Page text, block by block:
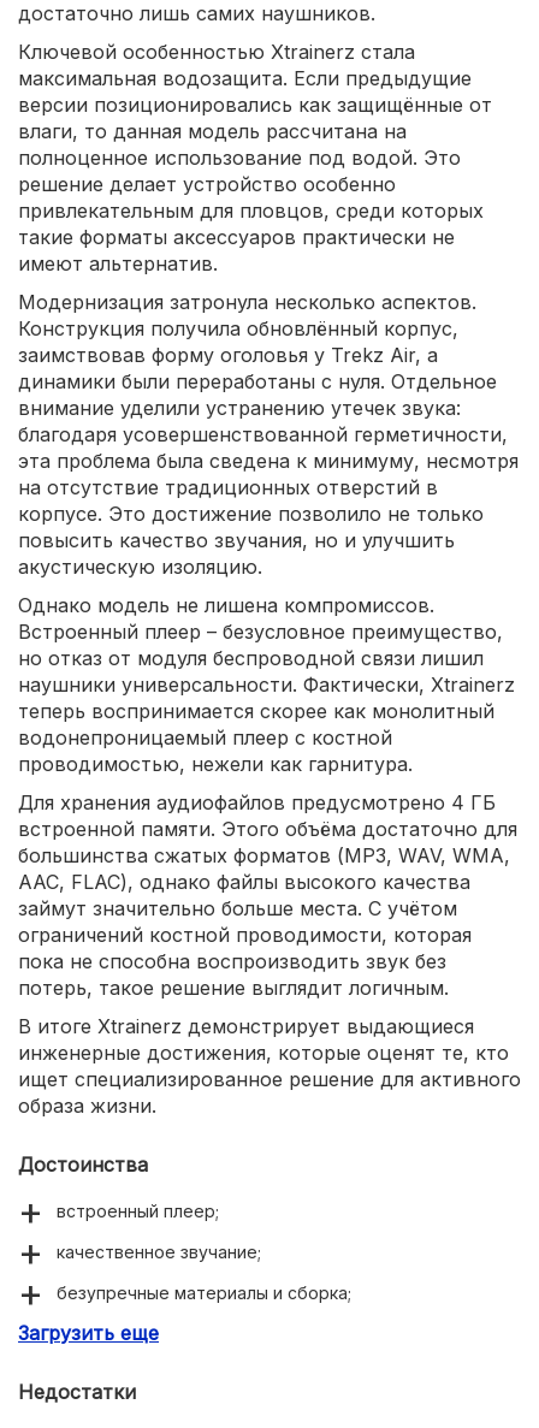
достаточно лишь самих наушников.
Ключевой особенностью Xtrainerz стала
максимальная водозащита. Если предыдущие
версии позиционировались как защищённые от
влаги, то данная модель рассчитана на
полноценное использование под водой. Это
решение делает устройство особенно
привлекательным для пловцов, среди которых
такие форматы аксессуаров практически не
имеют альтернатив.
Модернизация затронула несколько аспектов.
Конструкция получила обновлённый корпус,
заимствовав форму оголовья у Trekz Air, а
динамики были переработаны с нуля. Отдельное
внимание уделили устранению утечек звука:
благодаря усовершенствованной герметичности,
эта проблема была сведена к минимуму, несмотря
на отсутствие традиционных отверстий в
корпусе. Это достижение позволило не только
повысить качество звучания, но и улучшить
акустическую изоляцию.
Однако модель не лишена компромиссов.
Встроенный плеер – безусловное преимущество,
но отказ от модуля беспроводной связи лишил
наушники универсальности. Фактически, Xtrainerz
теперь воспринимается скорее как монолитный
водонепроницаемый плеер с костной
проводимостью, нежели как гарнитура.
Для хранения аудиофайлов предусмотрено 4 ГБ
встроенной памяти. Этого объёма достаточно для
большинства сжатых форматов (MP3, WAV, WMA,
AAC, FLAC), однако файлы высокого качества
займут значительно больше места. С учётом
ограничений костной проводимости, которая
пока не способна воспроизводить звук без
потерь, такое решение выглядит логичным.
В итоге Xtrainerz демонстрирует выдающиеся
инженерные достижения, которые оценят те, кто
ищет специализированное решение для активного
образа жизни.
Достоинства
встроенный плеер;
качественное звучание;
безупречные материалы и сборка;
максимально возможное для костных наушников
полная водозащита – рекомендованы для пловцов;
Загрузить еще
Недостатки